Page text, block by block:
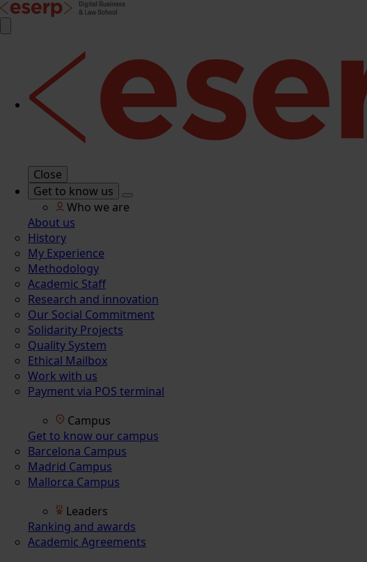
Close
Get to know us
Who we are
About us
History
My Experience
Methodology
Academic Staff
Research and innovation
Our Social Commitment
Solidarity Projects
Quality System
Ethical Mailbox
Work with us
Payment via POS terminal
Campus
Get to know our campus
Barcelona Campus
Madrid Campus
Mallorca Campus
Leaders
Ranking and awards
Academic Agreements